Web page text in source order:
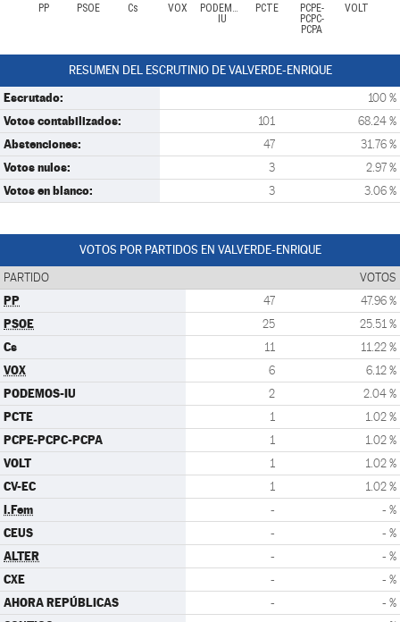
PP PSOE Cs VOX
PODEMOS-
IU
PCTE
PCPE-
PCPC-
PCPA
VOLT
RESUMEN DEL ESCRUTINIO DE VALVERDE-ENRIQUE
Escrutado: 100 %
Votos contabilizados: 101 68.24 %
Abstenciones: 47 31.76 %
Votos nulos: 3 2.97 %
Votos en blanco: 3 3.06 %
VOTOS POR PARTIDOS EN VALVERDE-ENRIQUE
PARTIDO VOTOS
PP 47 47.96 %
PSOE 25 25.51 %
Cs 11 11.22 %
VOX 6 6.12 %
PODEMOS-IU 2 2.04 %
PCTE 1 1.02 %
PCPE-PCPC-PCPA 1 1.02 %
VOLT 1 1.02 %
CV-EC 1 1.02 %
I.Fem - - %
CEUS - - %
ALTER - - %
CXE - - %
AHORA REPÚBLICAS - - %